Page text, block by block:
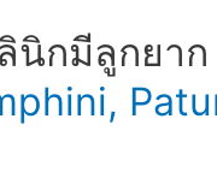
นิกมีลูกยาก